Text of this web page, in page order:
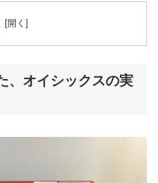
、オイシックスの実